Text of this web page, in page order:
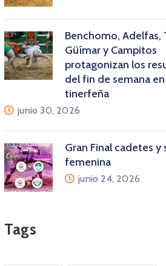
Benchomo, Adelfas,
Güímar y Campitos
protagonizan los
del fin de semana
tinerfeña
junio 30, 2026
Gran Final cadetes y
femenina
junio 24, 2026
Tags